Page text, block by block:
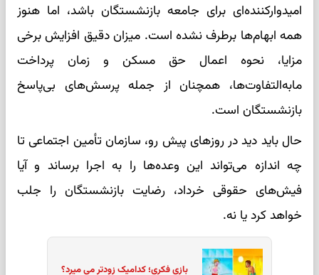
امیدوارکننده‌ای برای جامعه بازنشستگان باشد، اما هنوز
همه ابهام‌ها برطرف نشده است. میزان دقیق افزایش برخی
مزایا، نحوه اعمال حق مسکن و زمان پرداخت
مابه‌التفاوت‌ها، همچنان از جمله پرسش‌های بی‌پاسخ
بازنشستگان است.
حال باید دید در روزهای پیش رو، سازمان تأمین اجتماعی تا
چه اندازه می‌تواند این وعده‌ها را به اجرا برساند و آیا
فیش‌های حقوقی خرداد، رضایت بازنشستگان را جلب
خواهد کرد یا نه.
بازی فکری؛ کدامیک زودتر می میرد؟